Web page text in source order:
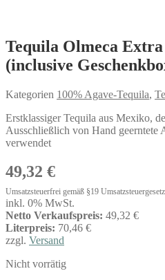
Tequila Olmeca
(inclusive
Kategorien 100% Agave-Tequila,
Erstklassiger Tequila aus Mexiko,
Ausschließlich von Hand geerntete
verwendet
49,32 €
Umsatzsteuerfrei gemäß §19
inkl. 0% MwSt.
Netto Verkaufspreis: 49,32 €
Literpreis: 70,46 €
zzgl. Versand
Nicht vorrätig